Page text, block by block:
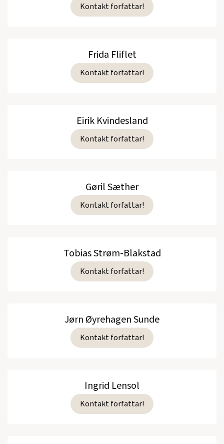
Kontakt forfattar!
Frida Fliflet
Kontakt forfattar!
Eirik Kvindesland
Kontakt forfattar!
Gøril Sæther
Kontakt forfattar!
Tobias Strøm-Blakstad
Kontakt forfattar!
Jørn Øyrehagen Sunde
Kontakt forfattar!
Ingrid Lensol
Kontakt forfattar!